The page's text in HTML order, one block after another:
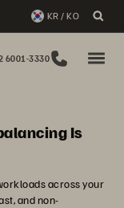
KR / KO
6001-3330
Is
across your
and non-